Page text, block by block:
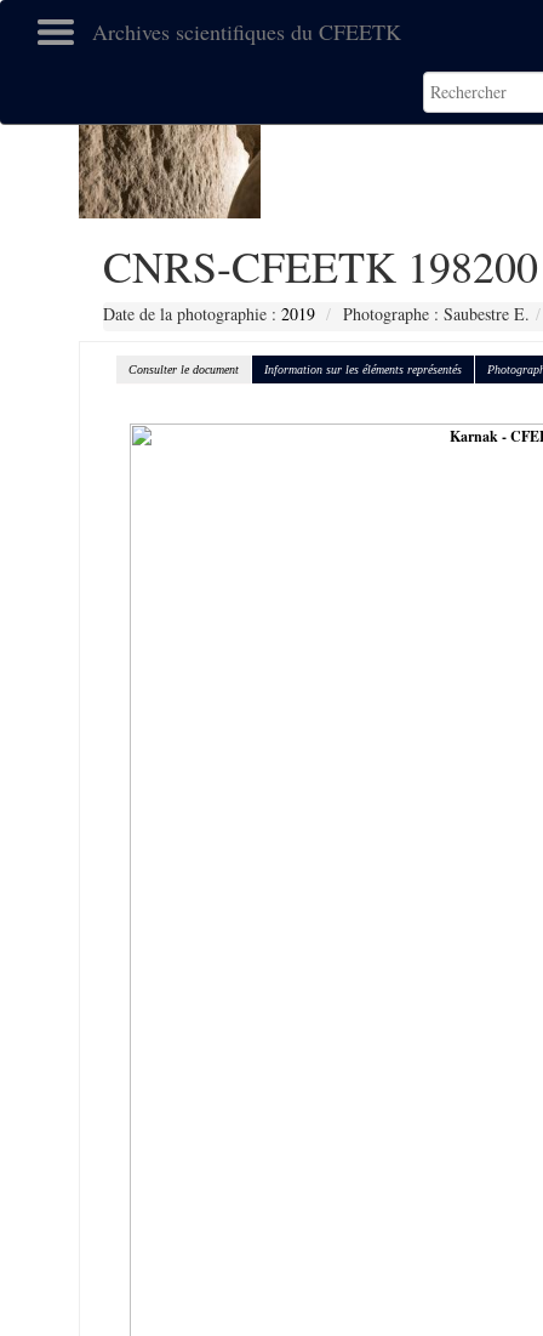
Archives scientifiques du CFEETK
CNRS-CFEETK 198200
Date de la photographie : 2019 Photographe : Saubestre E.
Consulter le document Information sur les éléments représentés